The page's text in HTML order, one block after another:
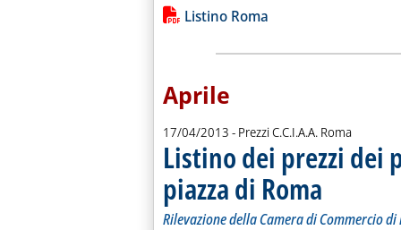
Lista allegati PDF alla notizia
Listino Roma
Aprile
17/04/2013 - Prezzi C.C.I.A.A. Roma
Listino dei prezzi
piazza di Roma . Sottotitolo:
. Pubblicata
Rilevazione della Camera di Commercio di